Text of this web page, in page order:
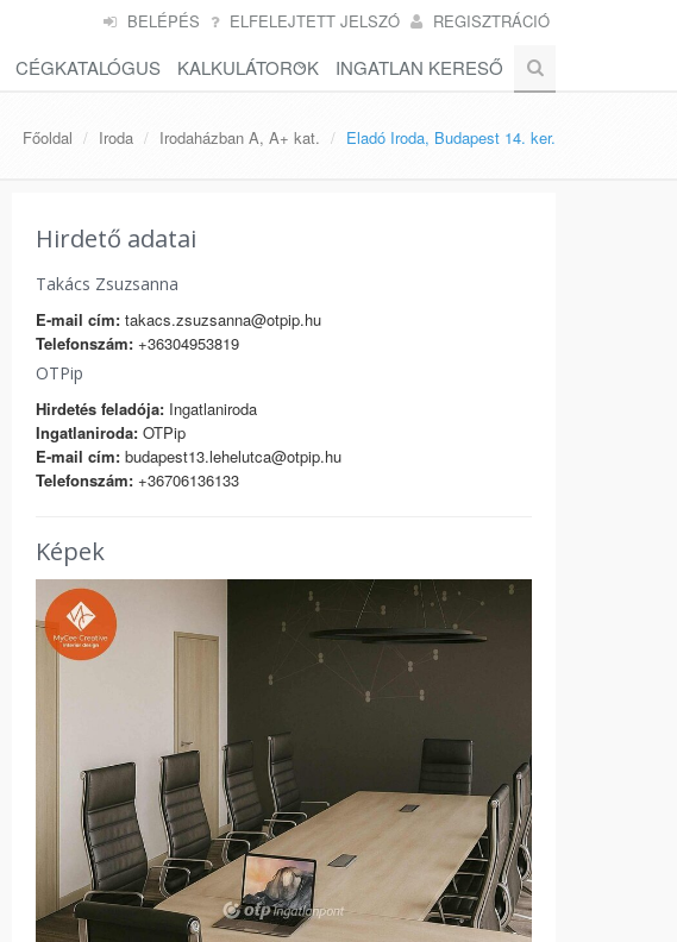
BELÉPÉS ELFELEJTETT JELSZÓ REGISZTRÁCIÓ
CÉGKATALÓGUS KALKULÁTOROK INGATLAN KERESŐ
Főoldal Iroda Irodaházban A, A+ kat. Eladó Iroda, Budapest 14. ker.
Hirdető adatai
Takács Zsuzsanna
E-mail cím:takacs.zsuzsanna@otpip.hu
Telefonszám:+36304953819
OTPip
Hirdetés feladója:Ingatlaniroda
Ingatlaniroda:OTPip
E-mail cím:budapest13.lehelutca@otpip.hu
Telefonszám:+36706136133
Képek